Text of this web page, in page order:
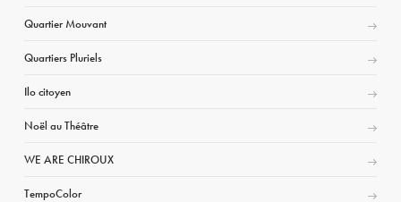
Quartier Mouvant
Quartiers Pluriels
Ilo citoyen
Noël au Théâtre
WE ARE CHIROUX
TempoColor